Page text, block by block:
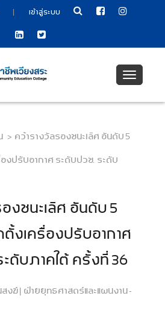
| เข้าสู่ระบบ
Toggle
> คว้ารางวัลรองชนะเลิศ อันดับ 5
งปรับอากาศ ระดับปวช. ระดับ
งชนะเลิศ อันดับ 5
งเครื่องปรับอากาศ
ดับภาคใต้ ครั้งที่ 36
งฆ์ | ฝ่ายยุทธศาสตร์และแผนงาน -